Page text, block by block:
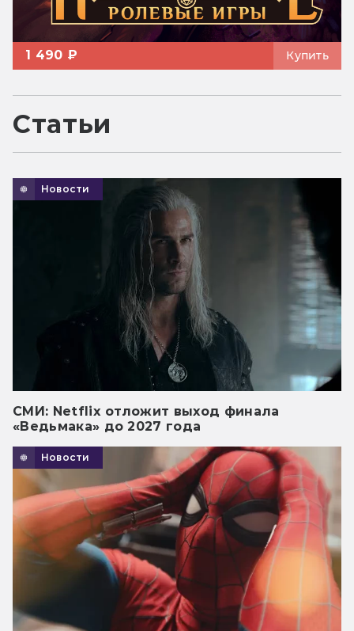
1 490 ₽ Купить
Статьи
Новости
СМИ: Netflix отложит выход финала
«Ведьмака» до 2027 года
Новости